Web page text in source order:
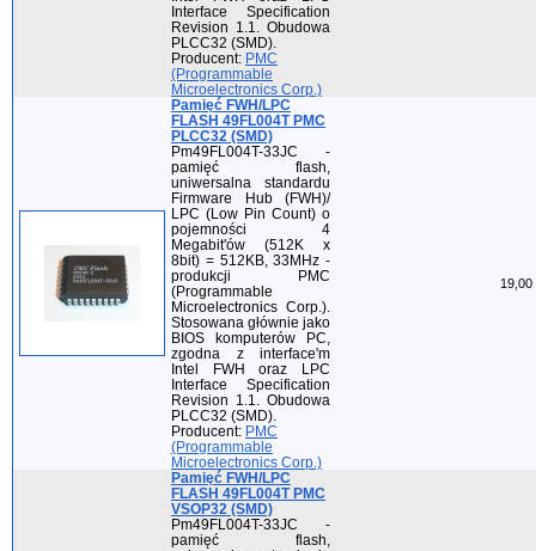
Interface Specification
Revision 1.1. Obudowa
PLCC32 (SMD).
Producent: PMC
(Programmable
Microelectronics Corp.)
Pamięć FWH/LPC
FLASH 49FL004T PMC
PLCC32 (SMD)
Pm49FL004T-33JC -
pamięć flash,
uniwersalna standardu
Firmware Hub (FWH)/
LPC (Low Pin Count) o
pojemności 4
Megabit'ów (512K x
8bit) = 512KB, 33MHz -
produkcji PMC
(Programmable
Microelectronics Corp.).
Stosowana głównie jako
BIOS komputerów PC,
zgodna z interface'm
Intel FWH oraz LPC
Interface Specification
Revision 1.1. Obudowa
PLCC32 (SMD).
Producent: PMC
(Programmable
Microelectronics Corp.)
19,00
Pamięć FWH/LPC
FLASH 49FL004T PMC
VSOP32 (SMD)
Pm49FL004T-33JC -
pamięć flash,